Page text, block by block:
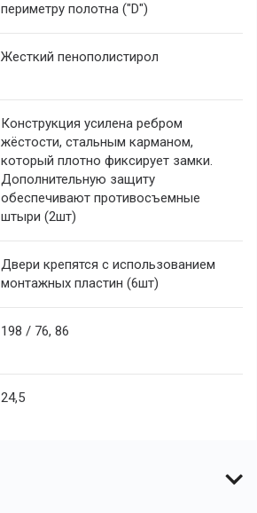
периметру полотна ("D")
Жесткий пенополистирол
Конструкция усилена ребром
жёстости, стальным карманом,
который плотно фиксирует замки.
Дополнительную защиту
обеспечивают противосъемные
штыри (2шт)
Двери крепятся с использованием
монтажных пластин (6шт)
198 / 76, 86
24,5